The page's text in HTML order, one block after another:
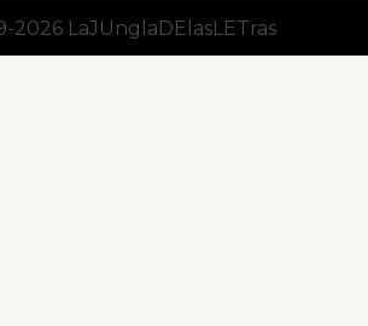
LaJUnglaDElasLETras